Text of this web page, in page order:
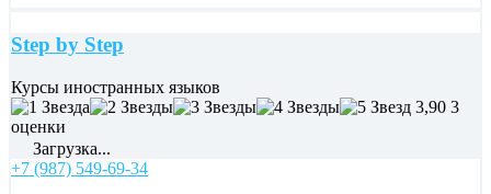
Step by Step
Курсы иностранных языков
3,90 3
оценки
Загрузка...
+7 (987) 549-69-34